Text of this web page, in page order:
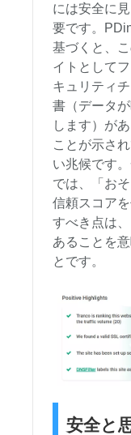
には安全に
要です。
基づくと、
イトとして
キュリティ
書（データ
します）が
ことが示さ
い兆候です
では、「お
信頼スコア
すべき点は
あることを
とです。
安全と